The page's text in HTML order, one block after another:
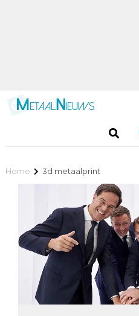
Home 3d metaalprint